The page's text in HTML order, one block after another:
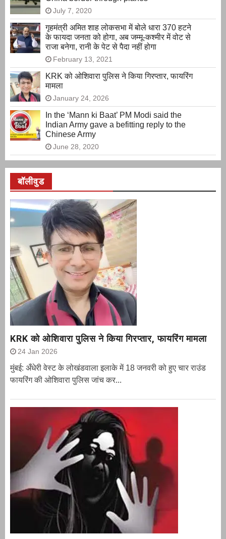
July 7, 2020
गृहमंत्री अमित शाह लोकसभा में बोले धारा 370 हटने
के फायदा जनता को होगा, अब जम्मू-कश्मीर में वोट से
राजा बनेगा, रानी के पेट से पैदा नहीं होगा
February 13, 2021
KRK को ओशिवारा पुलिस ने किया गिरप्तार, फायरिंग
मामला
January 24, 2026
In the ‘Mann ki Baat’ PM Modi said the
Indian Army gave a befitting reply to the
Chinese Army
June 28, 2020
बॉलीवुड
KRK को ओशिवारा पुलिस ने किया गिरप्तार, फायरिंग मामला
24 Jan 2026
मुंबई: अँधेरी वेस्ट के लोखंडवाला इलाके में 18 जनवरी को हुए चार राउंड
फायरिंग की ओशिवारा पुलिस जांच कर...